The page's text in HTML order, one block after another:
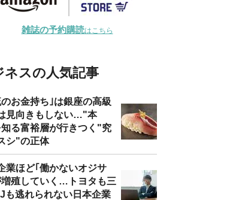
雑誌の予約購読はこちら
ネスの人気記事
のお金持ち｣は銀座の高級
見向きもしない…"本
る富裕層が行きつく"究
シ"の正体
業ほど｢働かないオジサ
増殖していく…トヨタも三
も逃れられない日本企業